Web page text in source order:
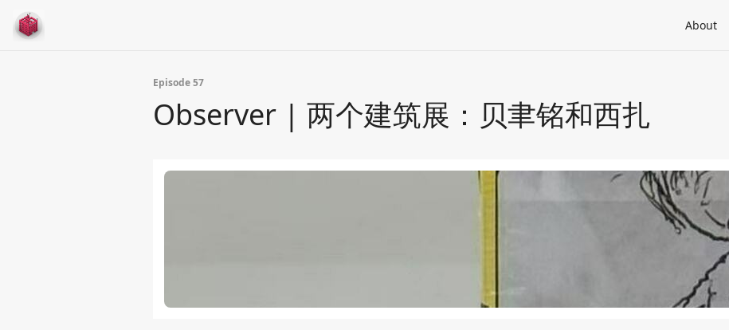
About
Episode 57
Observer | 两个建筑展：贝聿铭和西扎